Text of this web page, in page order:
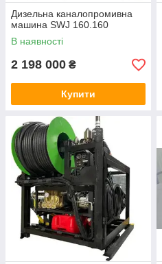
Дизельна каналопромивна
машина SWJ 160.160
В наявності
2 198 000 ₴
Купити